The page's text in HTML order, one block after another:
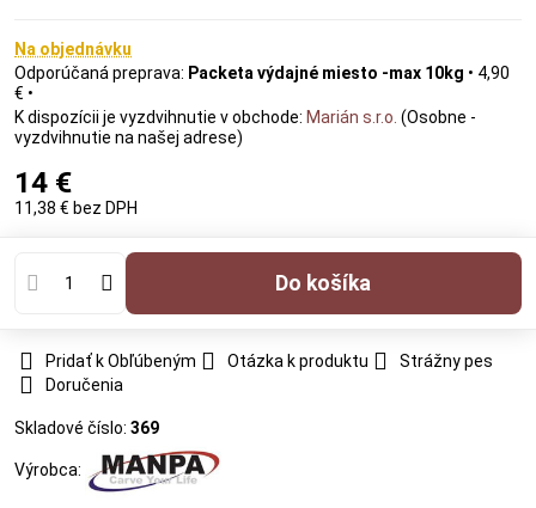
Na objednávku
Packeta výdajné miesto -max 10kg • 4,90
€ •
Marián s.r.o. (Osobne -
vyzdvihnutie na našej adrese)
14 €
11,38 € bez DPH
Do košíka
Pridať k Obľúbeným Otázka k produktu
Strážny pes
Doručenia
Skladové číslo: 369
Výrobca: